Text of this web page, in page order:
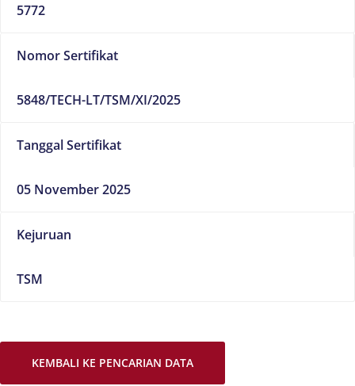
5772
Nomor Sertifikat
5848/TECH-LT/TSM/XI/2025
Tanggal Sertifikat
05 November 2025
Kejuruan
TSM
KEMBALI KE PENCARIAN DATA